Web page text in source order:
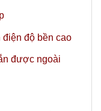
điện độ bền cao
được ngoài